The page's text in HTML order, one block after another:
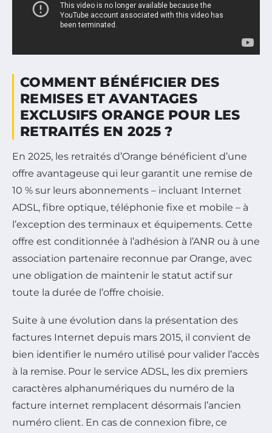
COMMENT BÉNÉFICIER DES
REMISES ET AVANTAGES
EXCLUSIFS ORANGE POUR LES
RETRAITÉS EN 2025 ?
En 2025, les retraités d’Orange bénéficient d’une
offre avantageuse qui leur garantit une remise de
10 % sur leurs abonnements – incluant Internet
ADSL, fibre optique, téléphonie fixe et mobile – à
l’exception des terminaux et équipements. Cette
offre est conditionnée à l’adhésion à l’ANR ou à une
association partenaire reconnue par Orange, avec
une obligation de maintenir le statut actif sur
toute la durée de l’offre choisie.
Suite à une évolution dans la présentation des
factures Internet depuis mars 2015, il convient de
bien identifier le numéro utilisé pour valider l’accès
à la remise. Pour le service ADSL, les dix premiers
caractères alphanumériques du numéro de la
facture internet remplacent désormais l’ancien
numéro client. En cas de connexion fibre, ce